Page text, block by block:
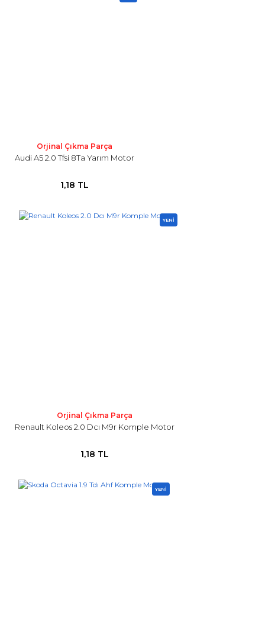
Orjinal Çıkma Parça
Audi A5 2.0 Tfsi 8Ta Yarım Motor
1,18 TL
YENİ
Orjinal Çıkma Parça
Renault Koleos 2.0 Dcı M9r Komple Motor
1,18 TL
YENİ